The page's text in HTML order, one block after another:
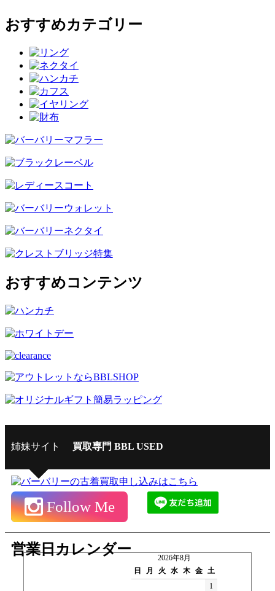
おすすめカテゴリー
おすすめコンテンツ
姉妹サイト 買取専門 BBL USED
Follow Me
営業日カレンダー
2026年8月
日
月 火 水 木 金 土
1